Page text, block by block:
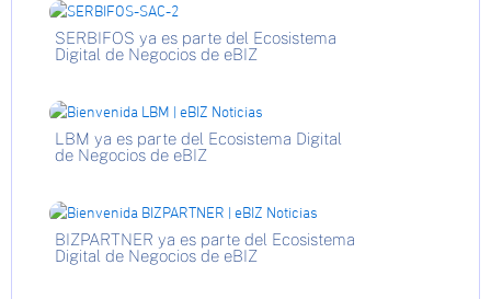
SERBIFOS ya es parte del Ecosistema
Digital de Negocios de eBIZ
LBM ya es parte del Ecosistema Digital
de Negocios de eBIZ
BIZPARTNER ya es parte del Ecosistema
Digital de Negocios de eBIZ